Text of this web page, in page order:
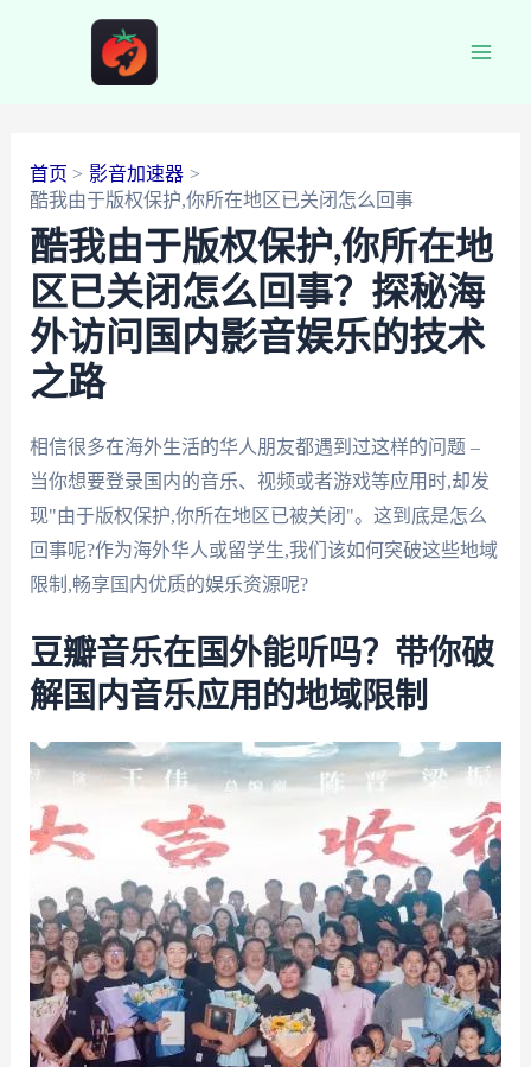
首页
影音加速器
酷我由于版权保护,你所在地区已关闭怎么回事
酷我由于版权保护,你所在地
区已关闭怎么回事？探秘海
外访问国内影音娱乐的技术
之路
相信很多在海外生活的华人朋友都遇到过这样的问题 –
当你想要登录国内的音乐、视频或者游戏等应用时,却发
现"由于版权保护,你所在地区已被关闭"。这到底是怎么
回事呢?作为海外华人或留学生,我们该如何突破这些地域
限制,畅享国内优质的娱乐资源呢?
豆瓣音乐在国外能听吗？带你破
解国内音乐应用的地域限制